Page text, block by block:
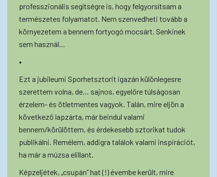
professzionális segítségre is, hogy felgyorsítsam a
természetes folyamatot. Nem szenvedheti tovább a
környezetem a bennem fortyogó mocsárt. Senkinek
sem használ…
•
Ezt a jubileumi Sporhetsztorit igazán különlegesre
szerettem volna, de… sajnos, egyelőre túlságosan
érzelem- és ötletmentes vagyok. Talán, mire eljön a
következő lapzárta, már beindul valami
bennem/körülöttem, és érdekesebb sztorikat tudok
publikálni. Remélem, addigra találok valami inspirációt,
ha már a múzsa elillant.
Képzeljétek, „csupán” hat (!) évembe került, mire